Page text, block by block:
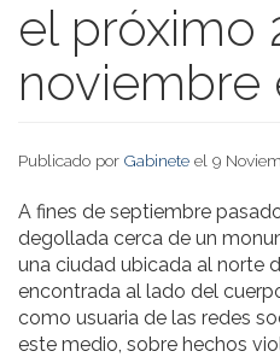
el próximo
noviembre
Publicado por Gabinete el 9
A fines de septiembre
degollada cerca de un
una ciudad ubicada al norte
encontrada al lado del
como usuaria de las redes
este medio, sobre hechos